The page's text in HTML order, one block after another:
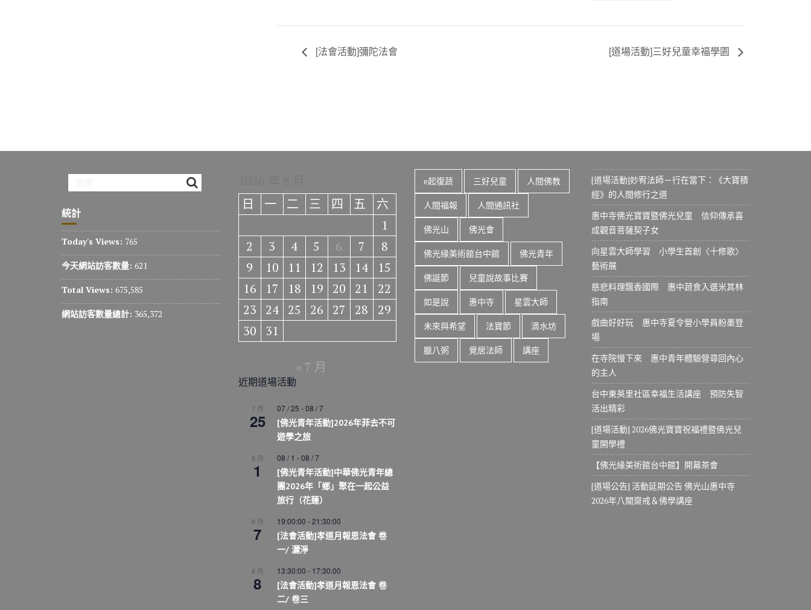
o
k
k
[法會活動]彌陀法會 [道場活動]三好兒童幸福學園
統計
Today's Views: 765
今天網站訪客數量: 621
Total Views: 675,585
網站訪客數量總計: 365,372
日
一 二 三 四 五
六
1
2
3 4 5 6 7
8
9
10 11 12 13 14
15
16
17 18 19 20 21
22
23
24 25 26 27 28
29
30
31
« 7 月
近期道場活動
7 月
25
07 / 25 -08 / 7
[佛光青年活動]2026年菲去不可
遊學之旅
8 月
1
08 / 1 -08 / 7
[佛光青年活動]中華佛光青年總
團2026年「鄉」聚在一起公益
旅行（花蓮）
8 月
7
19:00:00 -21:30:00
[法會活動]孝道月報恩法會 卷
一/ 灑淨
8 月
8
13:30:00 - 17:30:00
[法會活動]孝道月報恩法會 卷
二/ 卷三
e起復蔬 三好兒童 人間佛教
人間福報 人間通訊社
佛光山 佛光會
佛光緣美術館台中館 佛光青年
佛誕節 兒童說故事比賽
如是說 惠中寺 星雲大師
未來與希望 法寶節 滴水坊
臘八粥 覺居法師 講座
[道場活動]妙宥法師－行在當下：《大寶積
經》的人間修行之道
惠中寺佛光寶寶暨佛光兒童 信仰傳承喜
成觀音菩薩契子女
向星雲大師學習 小學生首創〈十修歌〉
藝術展
慈悲料理飄香國際 惠中蔬食入選米其林
指南
戲曲好好玩 惠中寺夏令營小學員粉墨登
場
在寺院慢下來 惠中青年體驗營尋回內心
的主人
台中東英里社區幸福生活講座 預防失智
活出精彩
[道場活動] 2026佛光寶寶祝福禮暨佛光兒
童開學禮
【佛光緣美術館台中館】開幕茶會
[道場公告] 活動延期公告 佛光山惠中寺
2026年八關齋戒＆佛學講座